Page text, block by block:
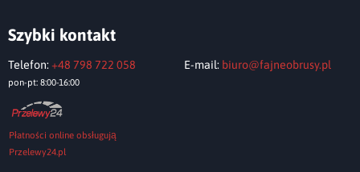
Szybki kontakt
Telefon: +48 798 722 058
pon-pt: 8:00-16:00
E-mail: biuro@fajneobrusy.pl
Płatności online obsługują
Przelewy24.pl